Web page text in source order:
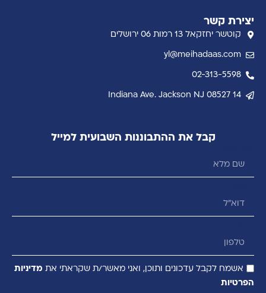
יצירת קשר
קוטשר יחזקאל 13 רמות 06 ירושלים
yl@meihadaas.com
02-313-5598
14 Indiana Ave. Jackson NJ 08527
קבל את ההתבוננות השבועית למייל
אשמח לקבל עדכונים ותוכן, ואני מאשר/ת שקראתי את מדיניות
הפרטיות